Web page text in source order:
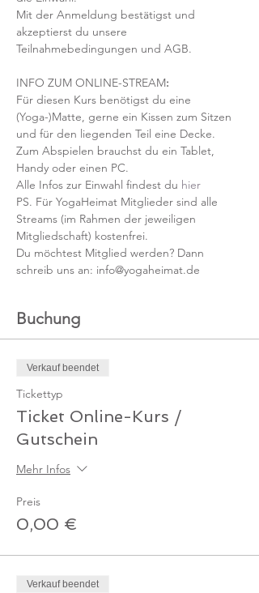
Mit der Anmeldung bestätigst und
akzeptierst du unsere
Teilnahmebedingungen und AGB.
INFO ZUM ONLINE-STREAM:
Für diesen Kurs benötigst du eine
(Yoga-)Matte, gerne ein Kissen zum Sitzen
und für den liegenden Teil eine Decke.
Zum Abspielen brauchst du ein Tablet,
Handy oder einen PC.
Alle Infos zur Einwahl findest du hier
PS. Für YogaHeimat Mitglieder sind alle
Streams (im Rahmen der jeweiligen
Mitgliedschaft) kostenfrei.
Du möchtest Mitglied werden? Dann
schreib uns an: info@yogaheimat.de
Buchung
Verkauf beendet
Tickettyp
Ticket Online-Kurs /
Gutschein
Mehr Infos
Preis
0,00 €
Verkauf beendet